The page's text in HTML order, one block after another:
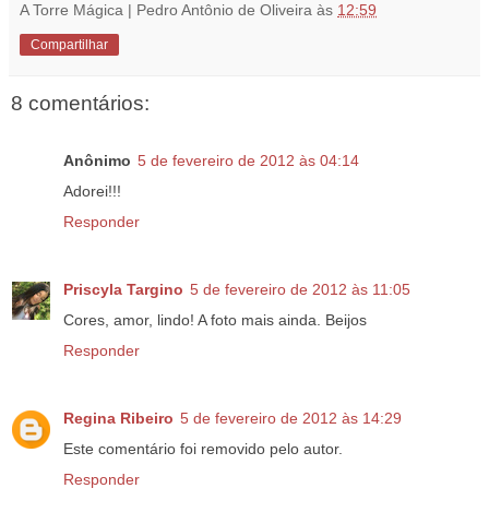
A Torre Mágica | Pedro Antônio de Oliveira às 12:59
Compartilhar
8 comentários:
Anônimo 5 de fevereiro de 2012 às 04:14
Adorei!!!
Responder
Priscyla Targino 5 de fevereiro de 2012 às 11:05
Cores, amor, lindo! A foto mais ainda. Beijos
Responder
Regina Ribeiro 5 de fevereiro de 2012 às 14:29
Este comentário foi removido pelo autor.
Responder